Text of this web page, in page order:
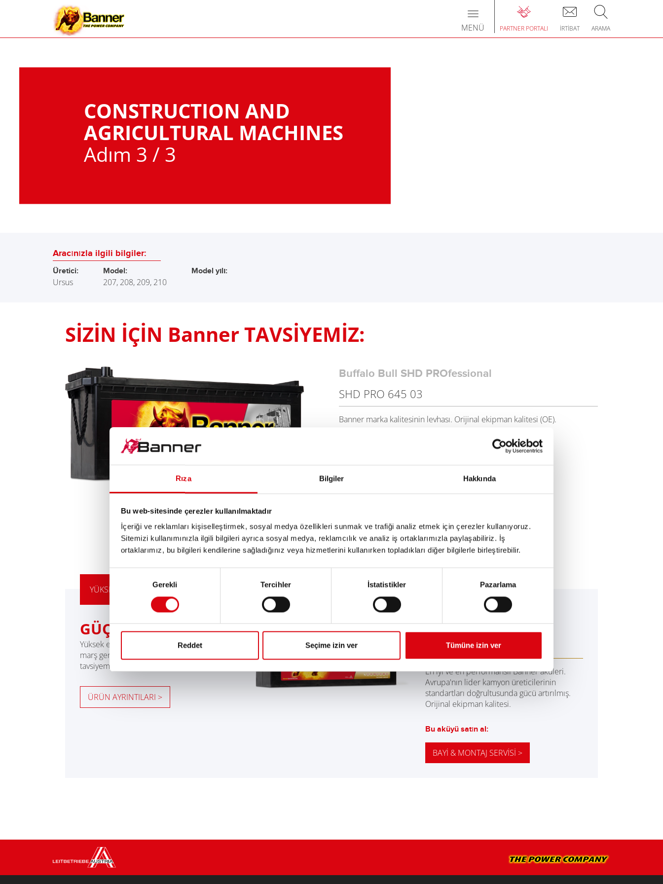
Rıza Bilgiler Hakkında
Bu web-sitesinde çerezler kullanılmaktadır
İçeriği ve reklamları kişiselleştirmek, sosyal medya özellikleri sunmak ve trafiği analiz etmek için çerezler kullanıyoruz.
Sitemizi kullanımınızla ilgili bilgileri ayrıca sosyal medya, reklamcılık ve analiz iş ortaklarımızla paylaşabiliriz. İş
ortaklarımız, bu bilgileri kendilerine sağladığınız veya hizmetlerini kullanırken topladıkları diğer bilgilerle birleştirebilir.
Onay
Seçimi
Gerekli Tercihler İstatistikler Pazarlama
Reddet Seçime izin ver Tümüne izin ver
PARTNER PORTALI İRTIBAT ARAMA
Toggle
navigation
MENÜ
CONSTRUCTION AND
AGRICULTURAL MACHINES
Adım 3 / 3
Aracınızla ilgili bilgiler:
Üretici:
Ursus
Model:
207, 208, 209, 210
Model yılı:
SİZİN İÇİN Banner TAVSİYEMİZ:
Buffalo Bull SHD PROfessional
SHD PRO 645 03
Banner marka kalitesinin levhası. Orijinal ekipman kalitesi (OE).
Bu aküyü satın al:
GÜÇLÜ ALTERNATİF
Yüksek enerji ihtiyacına veya yüksek soğuk
marş gereksinimlerine sahip araçlar için
tavsiyemiz.
ÜRÜN AYRINTILARI >
Buffalo Bull EFB
EFB 650 17
En iyi ve en performanslı Banner aküleri.
Avrupa'nın lider kamyon üreticilerinin
standartları doğrultusunda gücü artırılmış.
Orijinal ekipman kalitesi.
Bu aküyü satın al:
BAYI & MONTAJ SERVISI >
YÜKSELTME TAVSİYEMİZ